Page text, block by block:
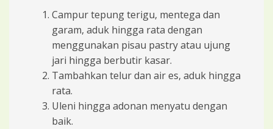
Campur tepung terigu, mentega dan
garam, aduk hingga rata dengan
menggunakan pisau pastry atau ujung
jari hingga berbutir kasar.
Tambahkan telur dan air es, aduk hingga
rata.
Uleni hingga adonan menyatu dengan
baik.